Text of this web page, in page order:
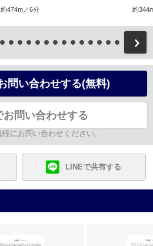
約474m／6分 約
問い合わせする(無料)
お問い合わせする
にお問い合わせください。
LINEで共有する